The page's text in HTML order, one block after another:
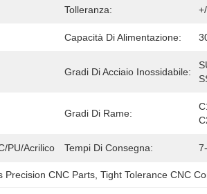
Tolleranza:
Capacità Di Alimentazione:
Gradi Di Acciaio Inossidabile:
Gradi Di Rame:
PU/Acrilico/ABS/PTFE/PEEK
Tempi Di Consegna:
Precision CNC Parts Tight Tolerance CNC